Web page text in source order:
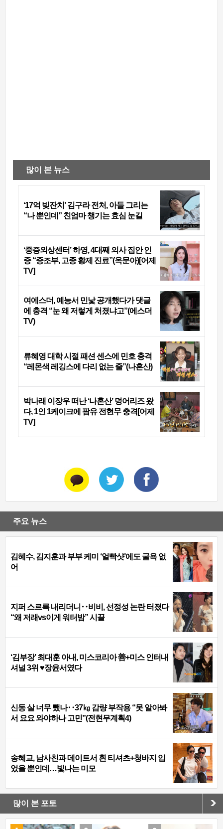
많이 본 뉴스
‘17억 빚잔치’ 김구라 전처, 아들 그리는
“나 뿐인데” 친엄마 챙기는 효심 눈길
‘중증외상센터’ 하영, 4대째 의사 집안 인
증 “증조부, 고종 황제 진료”(옥문아)[어제
TV]
여에스더, 예능서 민낯 공개했다가 댓글
에 충격 “눈 왜 저렇게 처졌냐고”(에스더
TV)
류혜영 대학 시절 패션 센스에 민호 충격
“레몬색 레깅스에 다리 없는 줄”(나혼산)
박나래 이장우 떠난 ‘나혼산’ 덩어리즈 왔
다, 1인 1케이크에 팜유 전현무 충격[어제
TV]
주요 뉴스
김혜수, 김지훈과 부부 케미 ‘얼빡샷’에도 굴욕 없
어
지퍼 스르륵 내리더니‥비비, 선정성 논란 터졌다
“왜 저래vs이게 워터밤” 시끌
‘김부장’ 최대훈 아내, 미스코리아 善+미스 인터내
셔널 3위 ♥장윤서였다
신동 살 너무 뺐나‥37㎏ 감량 부작용 “못 알아봐
서 요요 와야하나 고민”(전현무계획4)
송혜교, 남사친과 데이트서 흰 티셔츠+청바지 입
었을 뿐인데…빛나는 미모
많이 본 포토